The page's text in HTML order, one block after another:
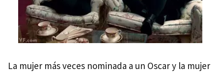
La mujer más veces nominada a un Oscar y la mujer